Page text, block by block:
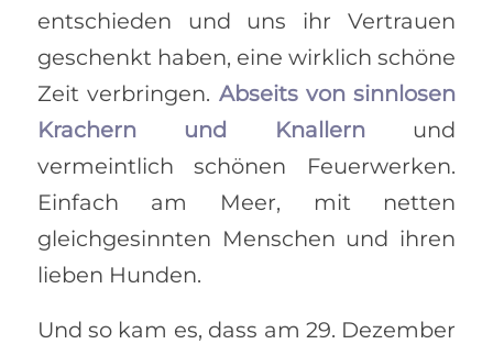
entschieden und uns ihr Vertrauen
geschenkt haben, eine wirklich schöne
Zeit verbringen. Abseits von sinnlosen
Krachern und Knallernund
vermeintlich schönen Feuerwerken.
Einfach am Meer, mit netten
gleichgesinnten Menschen und ihren
lieben Hunden.
Und so kam es, dass am 29. Dezember